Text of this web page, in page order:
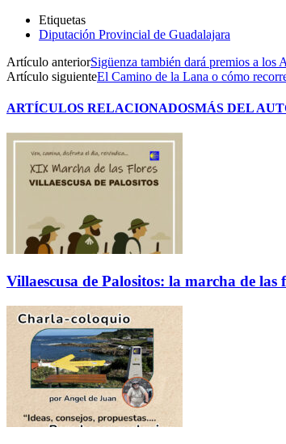
Etiquetas
Diputación Provincial de Guadalajara
Artículo anteriorSigüenza también dará premios a los
Artículo siguienteEl Camino de la Lana o cómo
ARTÍCULOS RELACIONADOSMÁS DEL
Villaescusa de Palositos: la marcha de las